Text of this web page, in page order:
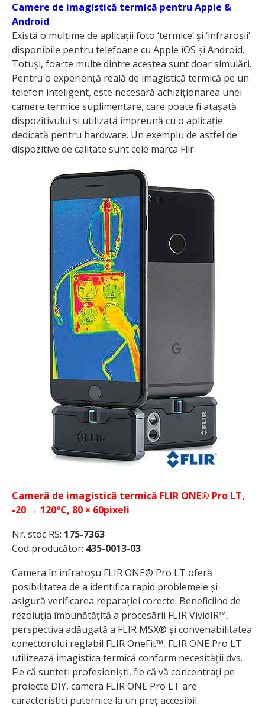
Camere de imagistică termică pentru Apple &
Android
Există o mulțime de aplicații foto ‘termice’ și ‘infraroșii’
disponibile pentru telefoane cu Apple iOS și Android.
Totuși, foarte multe dintre acestea sunt doar simulări.
Pentru o experiență reală de imagistică termică pe un
telefon inteligent, este necesară achiziționarea unei
camere termice suplimentare, care poate fi atașată
dispozitivului și utilizată împreună cu o aplicație
dedicată pentru hardware. Un exemplu de astfel de
dispozitive de calitate sunt cele marca Flir.
Cameră de imagistică termică FLIR ONE® Pro LT,
-20 → 120°C, 80 × 60pixeli
Nr. stoc RS: 175-7363
Cod producător: 435-0013-03
Camera în infraroșu FLIR ONE® Pro LT oferă
posibilitatea de a identifica rapid problemele și
asigură verificarea reparației co­recte. Beneficiind de
rezoluția îmbunătățită a procesării FLIR VividIR™,
perspectiva adăugată a FLIR MSX® și convenabilitatea
conectorului reglabil FLIR OneFit™, FLIR ONE Pro LT
utilizează imagistica termică conform nece­sității dvs.
Fie că sunteți profe­sioniști, fie că vă concentrați pe
proiecte DIY, camera FLIR ONE Pro LT are
caracteristici puternice la un preț accesibil.